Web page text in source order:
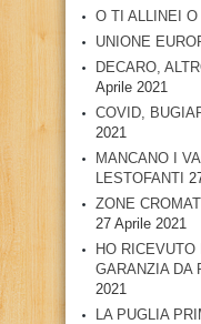
O TI ALLINEI
UNIONE
DECARO,
Aprile 2021
COVID,
2021
MANCANO I
LESTOFANTI
ZONE
27 Aprile 2021
HO RICEVUTO
GARANZIA DA
2021
LA PUGLIA